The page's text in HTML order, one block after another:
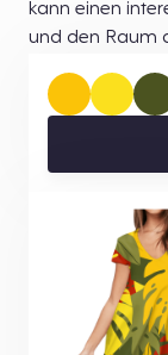
kann einen
und den Raum